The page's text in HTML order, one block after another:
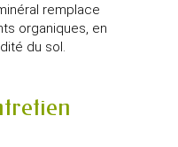
remplace
organiques, en
du sol.